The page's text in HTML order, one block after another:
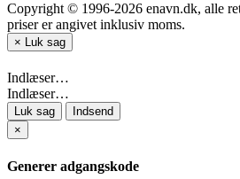
Copyright © 1996-2026 enavn.dk, alle
priser er angivet inklusiv moms.
× Luk sag
Indlæser…
Indlæser…
Luk sag
Indsend
×
Generer adgangskode